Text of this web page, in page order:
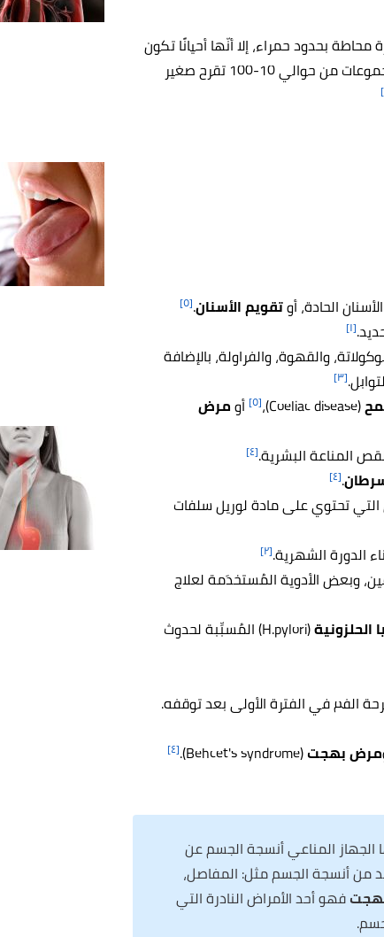
بحدود حمراء، إلا أنّها أحيانًا تكون
كبيرة وعميقة داخل أنسجة الفم، وفي بعض الحالات النادرة تكوّن مجموعات من حوالي 10-100 تقرح صغير
الحادة، أوتقويم الأسنان.[٥]
[١]
والقهوة، والفراولة، بالإضافة
[٣]
(Coeliac disease)، [٥] أومرض
المناعة البشرية.[٤]
.[٤]
التي تحتوي على مادة لوريل سلفات
الدورة الشهرية.[٢]
وبعض الأدوية المُستخدَمة لعلاج
الحلزونية
(H.pylori) المُسبِّبة لحدوث
الفم في الفترة الأولى بعد توقفه.
مرض بهجت(Behcet's syndrome).
[٤]
المناعي أنسجة الجسم عن
من أنسجة الجسم مثل: المفاصل،
فهو أحد الأمراض النادرة التي